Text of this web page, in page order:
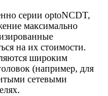
серии optoNCDT,
максимально
на их стоимости.
широким
(например, для
сетевыми